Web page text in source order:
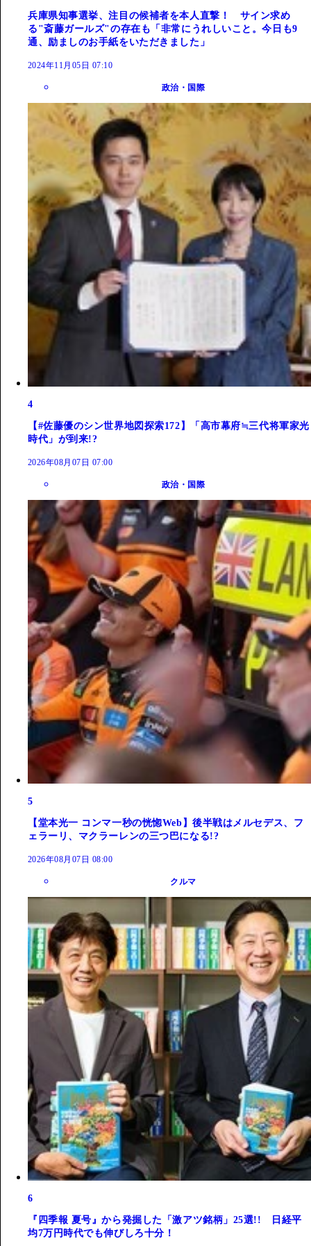
兵庫県知事選挙、注目の候補者を本人直撃！ サイン求め
る"斎藤ガールズ"の存在も「非常にうれしいこと。今日も9
通、励ましのお手紙をいただきました」
2024年11月05日 07:10
政治・国際
4
【#佐藤優のシン世界地図探索172】「高市幕府≒三代将軍家光
時代」が到来!?
2026年08月07日 07:00
政治・国際
5
【堂本光一 コンマ一秒の恍惚Web】後半戦はメルセデス、フ
ェラーリ、マクラーレンの三つ巴になる!?
2026年08月07日 08:00
クルマ
6
『四季報 夏号』から発掘した「激アツ銘柄」25選!! 日経平
均7万円時代でも伸びしろ十分！